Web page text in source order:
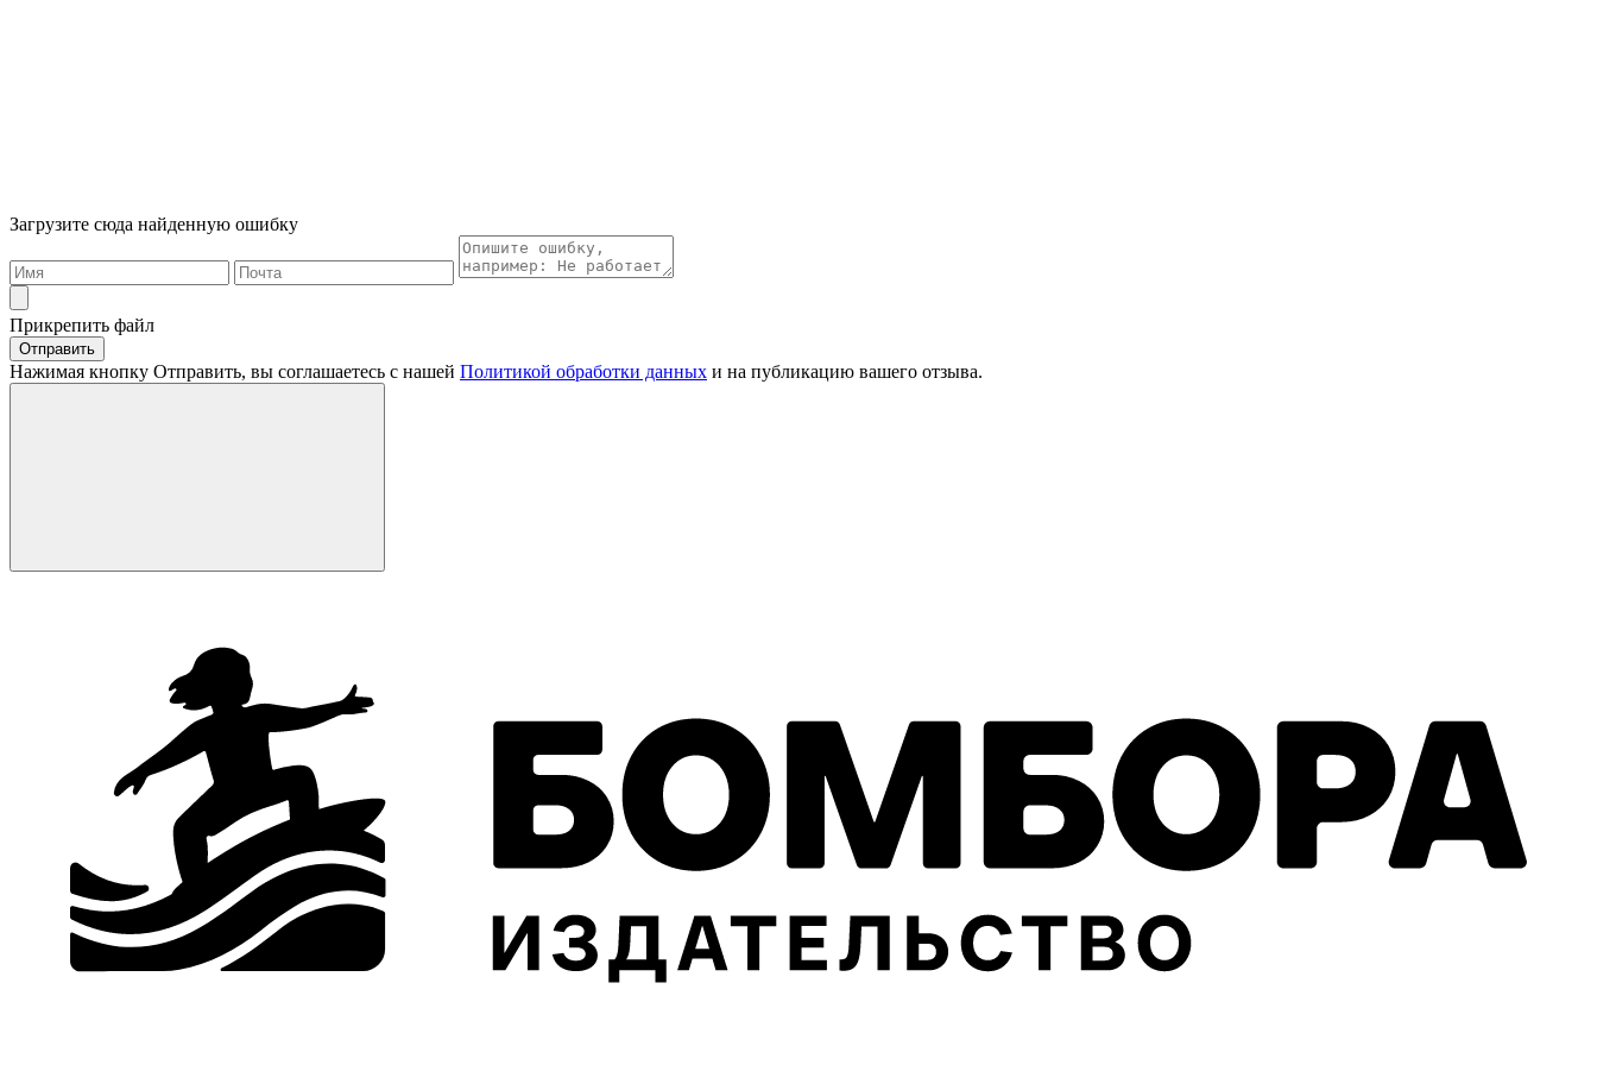
Загрузите сюда найденную ошибку
Прикрепить файл
Отправить
Нажимая кнопку Отправить, вы соглашаетесь с нашей Политикой обработки данных и на публикацию вашего отзыва.